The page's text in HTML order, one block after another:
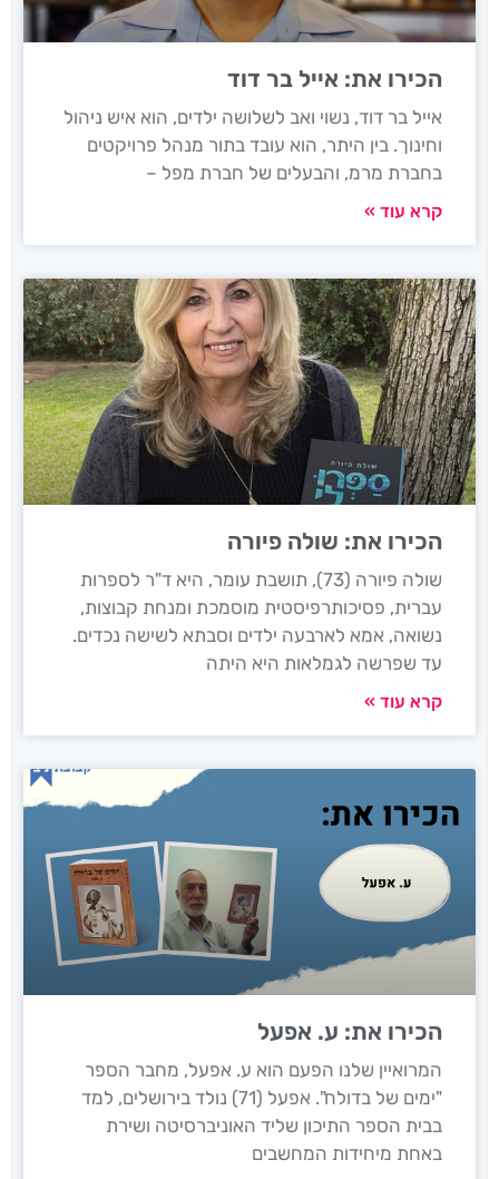
הכירו את: אייל בר דוד
אייל בר דוד, נשוי ואב לשלושה ילדים, הוא איש ניהול
וחינוך. בין היתר, הוא עובד בתור מנהל פרויקטים
בחברת מרמ, והבעלים של חברת מפל –
קרא עוד »
הכירו את: שולה פיורה
שולה פיורה (73), תושבת עומר, היא ד"ר לספרות
עברית, פסיכותרפיסטית מוסמכת ומנחת קבוצות,
נשואה, אמא לארבעה ילדים וסבתא לשישה נכדים.
עד שפרשה לגמלאות היא היתה
קרא עוד »
הכירו את: ע. אפעל
המרואיין שלנו הפעם הוא ע. אפעל, מחבר הספר
"ימים של בדולח". אפעל (71) נולד בירושלים, למד
בבית הספר התיכון שליד האוניברסיטה ושירת
באחת מיחידות המחשבים